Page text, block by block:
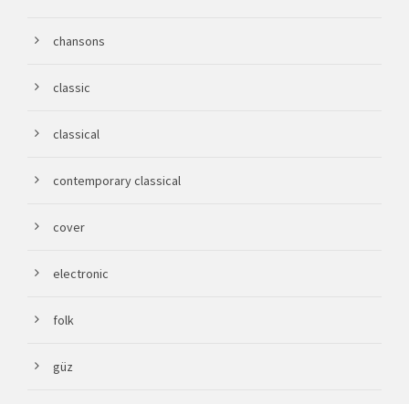
chansons
classic
classical
contemporary classical
cover
electronic
folk
güz